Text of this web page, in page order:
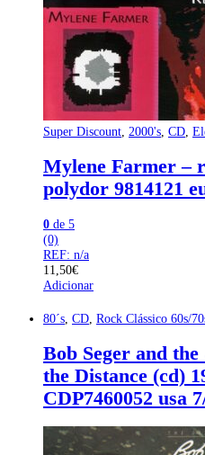
Super Discount, 2000's, CD,
Mylene Farmer –
polydor 9814121
0 de 5
(0)
REF: n/a
11,50€
Adicionar
80´s CD Rock Clássico 60s/
Bob Seger and
the Distance (cd)
CDP7460052 usa